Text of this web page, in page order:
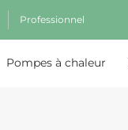
Professionnel
Pompes à chaleur